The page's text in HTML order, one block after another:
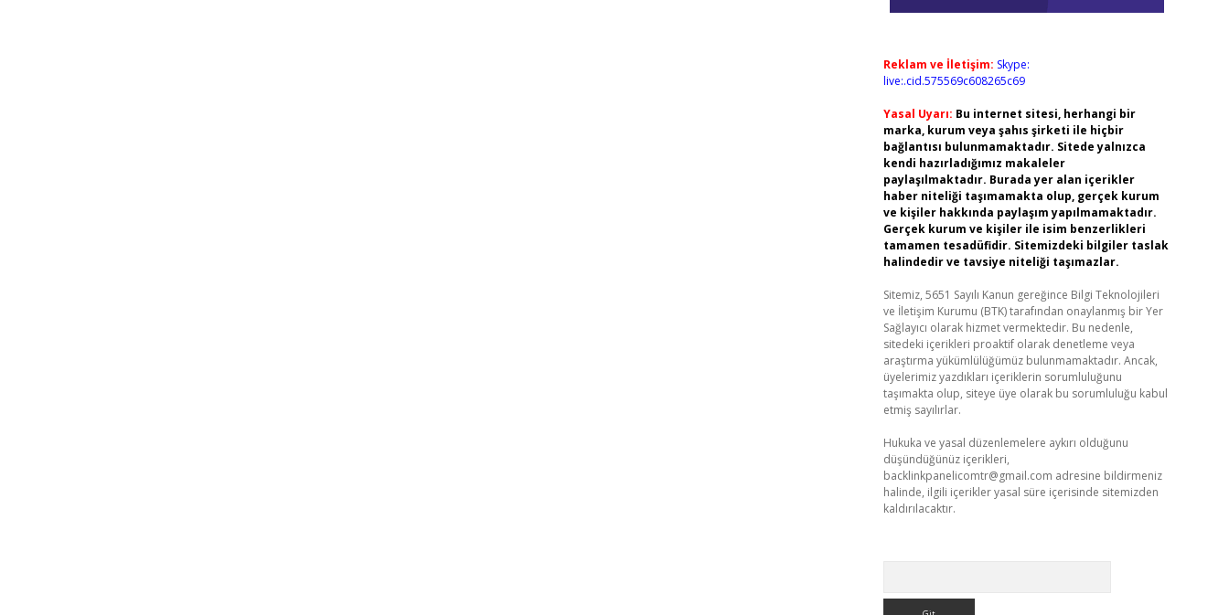
Reklam ve İletişim: Skype:
live:.cid.575569c608265c69
Yasal Uyarı: Bu internet sitesi, herhangi bir
marka, kurum veya şahıs şirketi ile hiçbir
bağlantısı bulunmamaktadır. Sitede yalnızca
kendi hazırladığımız makaleler
paylaşılmaktadır. Burada yer alan içerikler
haber niteliği taşımamakta olup, gerçek kurum
ve kişiler hakkında paylaşım yapılmamaktadır.
Gerçek kurum ve kişiler ile isim benzerlikleri
tamamen tesadüfidir. Sitemizdeki bilgiler taslak
halindedir ve tavsiye niteliği taşımazlar.
Sitemiz, 5651 Sayılı Kanun gereğince Bilgi Teknolojileri
ve İletişim Kurumu (BTK) tarafından onaylanmış bir Yer
Sağlayıcı olarak hizmet vermektedir. Bu nedenle,
sitedeki içerikleri proaktif olarak denetleme veya
araştırma yükümlülüğümüz bulunmamaktadır. Ancak,
üyelerimiz yazdıkları içeriklerin sorumluluğunu
taşımakta olup, siteye üye olarak bu sorumluluğu kabul
etmiş sayılırlar.
Hukuka ve yasal düzenlemelere aykırı olduğunu
düşündüğünüz içerikleri,
backlinkpanelicomtr@gmail.com adresine bildirmeniz
halinde, ilgili içerikler yasal süre içerisinde sitemizden
kaldırılacaktır.